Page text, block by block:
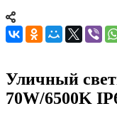
Уличный
70W/6500K